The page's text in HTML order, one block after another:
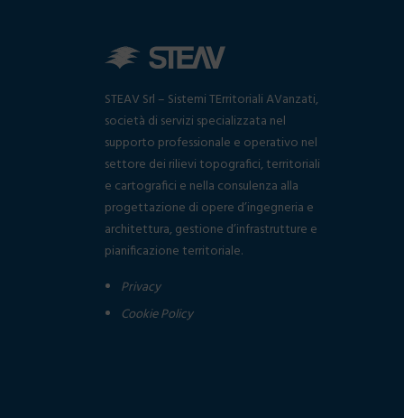
STEAV Srl – Sistemi TErritoriali AVanzati,
società di servizi specializzata nel
supporto professionale e operativo nel
settore dei rilievi topografici, territoriali
e cartografici e nella consulenza alla
progettazione di opere d’ingegneria e
architettura, gestione d’infrastrutture e
pianificazione territoriale.
Privacy
Cookie Policy